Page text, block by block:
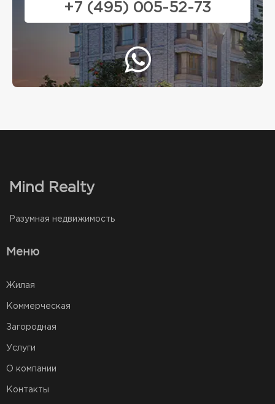
+7 (495) 005-52-73
Mind Realty
Разумная недвижимость
Меню
Жилая
Коммерческая
Загородная
Услуги
О компании
Контакты